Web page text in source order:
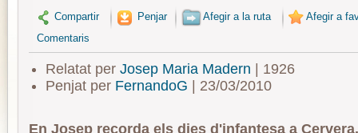
Compartir Penjar Afegir a la ruta
Afegir a
Comentaris
Relatat per Josep Maria Madern | 1926
Penjat per FernandoG | 23/03/2010
En Josep recorda els dies d'infantesa a